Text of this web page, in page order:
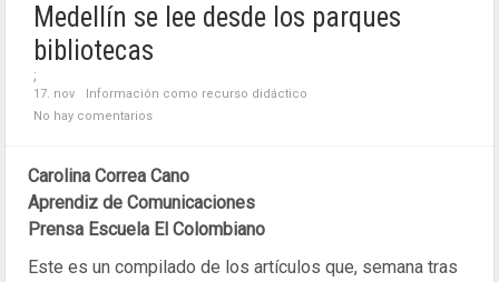
Medellín se lee desde los parques
bibliotecas
;
17. nov
Información como recurso didáctico
No hay comentarios
Carolina Correa Cano
Aprendiz de Comunicaciones
Prensa Escuela El Colombiano
Este es un compilado de los artículos que, semana tras